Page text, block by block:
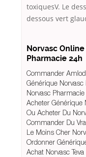
toxiquesV. Le
dessous vert
Norvasc
Pharmacie 24h
Commander
Générique
Norvasc
Acheter Générique
Ou Acheter Du
Commander Du
Le Moins Cher
Ordonner
Achat Norvasc Teva